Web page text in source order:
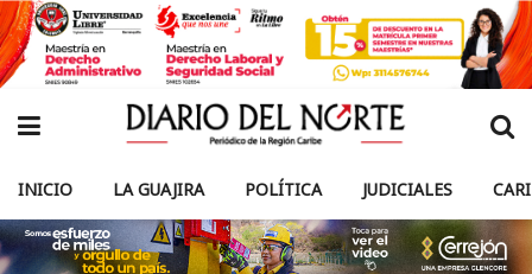
INICIO LA GUAJIRA POLÍTICA JUDICIALES